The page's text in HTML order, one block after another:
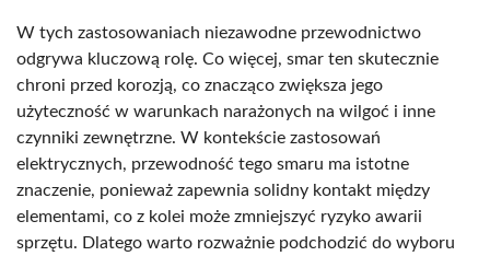
W tych zastosowaniach niezawodne przewodnictwo
odgrywa kluczową rolę. Co więcej, smar ten skutecznie
chroni przed korozją, co znacząco zwiększa jego
użyteczność w warunkach narażonych na wilgoć i inne
czynniki zewnętrzne. W kontekście zastosowań
elektrycznych, przewodność tego smaru ma istotne
znaczenie, ponieważ zapewnia solidny kontakt między
elementami, co z kolei może zmniejszyć ryzyko awarii
sprzętu. Dlatego warto rozważnie podchodzić do wyboru